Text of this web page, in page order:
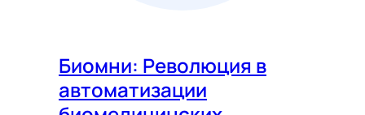
Биомни: Революция в
автоматизации